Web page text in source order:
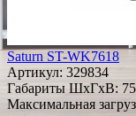
Saturn ST-WK7618
Артикул: 329834
Габариты ШxГxВ:
Максимальная